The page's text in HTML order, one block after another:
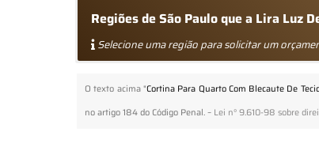
Regiões de São Paulo que a Lira Luz
Selecione uma região para solicitar um
O texto acima "Cortina Para Quarto Com Blecaute De
no artigo 184 do Código Penal. – Lei n° 9.610-98 sobre